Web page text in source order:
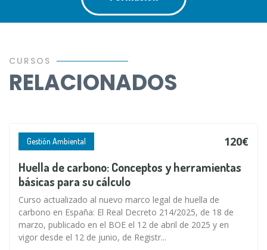
CURSOS
RELACIONADOS
Gestión Ambiental 120€
Huella de carbono: Conceptos y herramientas
básicas para su cálculo
Curso actualizado al nuevo marco legal de huella de
carbono en España: El Real Decreto 214/2025, de 18 de
marzo, publicado en el BOE el 12 de abril de 2025 y en
vigor desde el 12 de junio, de Registr...